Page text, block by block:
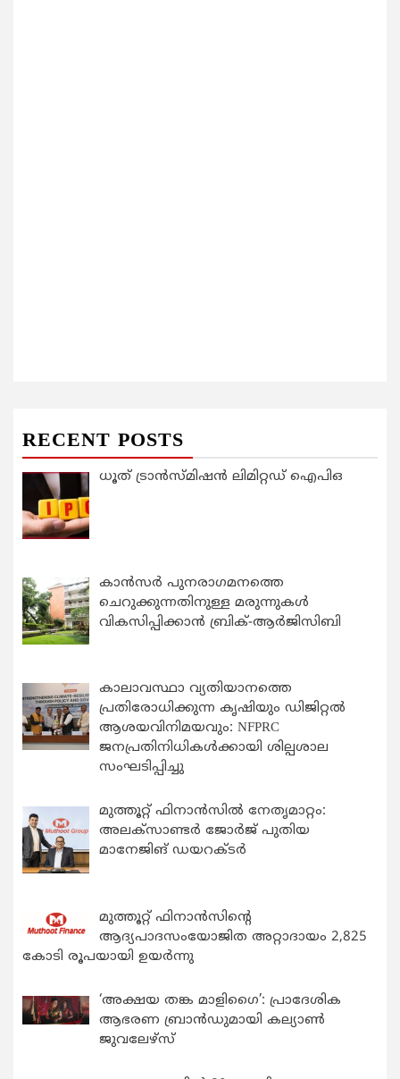
RECENT POSTS
ധൂത് ട്രാൻസ്മിഷൻ ലിമിറ്റഡ് ഐപിഒ
കാന്‍സര്‍ പുനരാഗമനത്തെ
ചെറുക്കുന്നതിനുള്ള മരുന്നുകള്‍
വികസിപ്പിക്കാന്‍ ബ്രിക്-ആര്‍ജിസിബി
കാലാവസ്ഥാ വ്യതിയാനത്തെ
പ്രതിരോധിക്കുന്ന കൃഷിയും ഡിജിറ്റൽ
ആശയവിനിമയവും: NFPRC
ജനപ്രതിനിധികൾക്കായി ശില്പശാല
സംഘടിപ്പിച്ചു
മുത്തൂറ്റ് ഫിനാൻസിൽ നേതൃമാറ്റം:
അലക്സാണ്ടർ ജോർജ് പുതിയ
മാനേജിങ് ഡയറക്ടർ
മുത്തൂറ്റ് ഫിനാൻസിന്റെ
ആദ്യപാദസംയോജിത അറ്റാദായം 2,825
കോടി രൂപയായി ഉയർന്നു
‘അക്ഷയ തങ്ക മാളിഗൈ’: പ്രാദേശിക
ആഭരണ ബ്രാന്‍ഡുമായി കല്യാണ്‍
ജുവലേഴ്‌സ്